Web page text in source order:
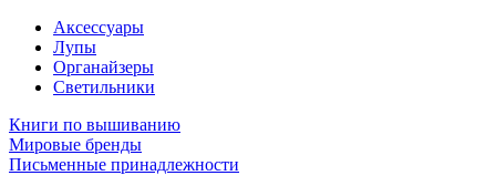
Аксессуары
Лупы
Органайзеры
Светильники
Книги по вышиванию
Мировые бренды
Письменные принадлежности